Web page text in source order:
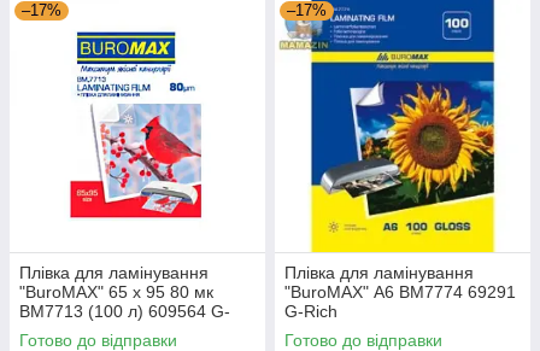
–17%
Плівка для ламінування
"BuroMAX" 65 х 95 80 мк
BM7713 (100 л) 609564 G-
Rich
Готово до відправки
–17%
Плівка для ламінування
"BuroMAX" А6 BM7774 69291
G-Rich
Готово до відправки